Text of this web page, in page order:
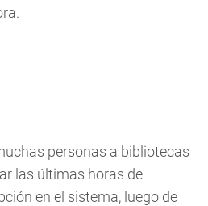
personas a bibliotecas
las últimas horas de
en el sistema, luego de